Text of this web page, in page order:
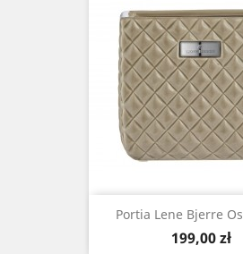
Portia Lene Bjerre
Cena
199,00 zł